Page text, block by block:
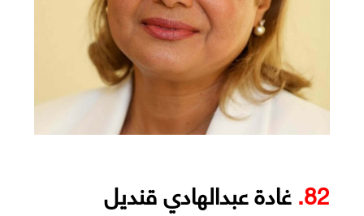
82. غادة عبدالهادي قنديل